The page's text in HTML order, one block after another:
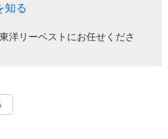
知る
洋リーベストにお任せくださ